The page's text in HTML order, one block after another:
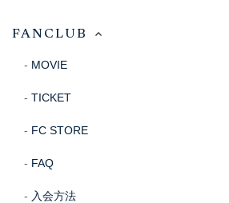
FANCLUB
MOVIE
TICKET
FC STORE
FAQ
入会方法